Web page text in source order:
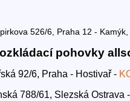
526/6, Praha 12 -
pohovky
92/6, Praha - Hostivař -
788/61, Slezská Ostrava -